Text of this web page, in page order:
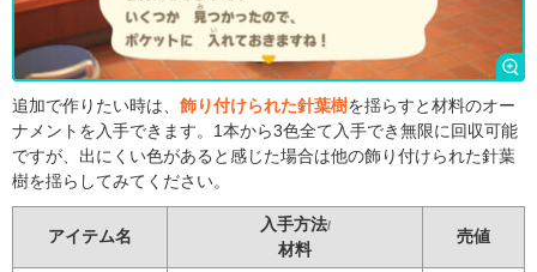
追加で作りたい時は、 飾り付けられた針葉樹を揺らすと材料のオー
ナメントを入手できます。1本から3色全て入手でき無限に回収可能
ですが、出にくい色があると感じた場合は他の飾り付けられた針葉
樹を揺らしてみてください。
アイテム名
入手方法/
材料
売値